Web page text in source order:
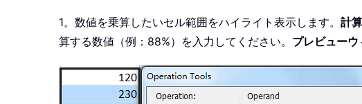
1。数値を乗算したいセル範囲をハイライト表示します。 計
算する数値（例：88%）を入力してください。 プレビューウ